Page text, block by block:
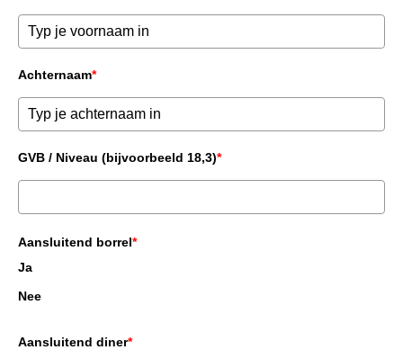
Verkopen
Taxeren
Nieuwbouw
Projectontwikkelaars
Particulieren
Hypotheek oversluiten
Achternaam*
GVB / Niveau (bijvoorbeeld 18,3)*
Aansluitend borrel*
Ja
Nee
Aansluitend diner*